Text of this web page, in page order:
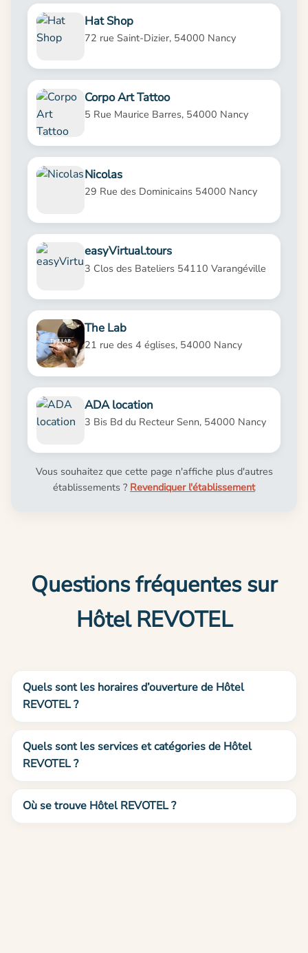
Hat Shop
72 rue Saint-Dizier, 54000 Nancy
Corpo Art Tattoo
5 Rue Maurice Barres, 54000 Nancy
Nicolas
29 Rue des Dominicains 54000 Nancy
easyVirtual.tours
3 Clos des Bateliers 54110 Varangéville
The Lab
21 rue des 4 églises, 54000 Nancy
ADA location
3 Bis Bd du Recteur Senn, 54000 Nancy
Vous souhaitez que cette page n'affiche plus d'autres
établissements ? Revendiquer l'établissement
Questions fréquentes sur
Hôtel REVOTEL
Quels sont les horaires d’ouverture de Hôtel
REVOTEL ?
Quels sont les services et catégories de Hôtel
REVOTEL ?
Où se trouve Hôtel REVOTEL ?